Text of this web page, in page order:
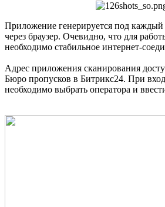
Приложение генерируется под каждый
через браузер. Очевидно, что для
необходимо стабильное интернет-
Адрес приложения сканирования
Бюро пропусков в Битрикс24. При
необходимо выбрать оператора и